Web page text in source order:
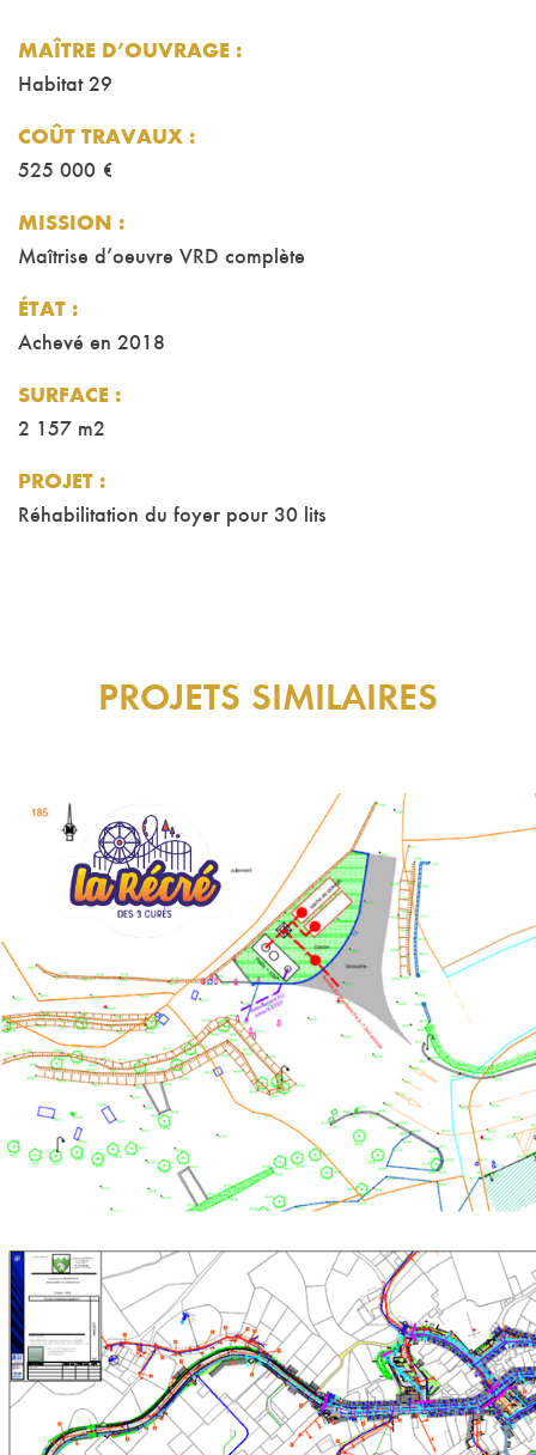
MAÎTRE D’OUVRAGE :
Habitat 29
COÛT TRAVAUX :
525 000 €
MISSION :
Maîtrise d’oeuvre VRD complète
ÉTAT :
Achevé en 2018
SURFACE :
2 157 m2
PROJET :
Réhabilitation du foyer pour 30 lits
PROJETS SIMILAIRES